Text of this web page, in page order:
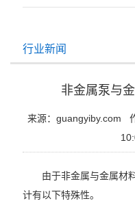
行业新闻
非金属泵与
来源：guangyiby.com
由于非金属与金属材料
计有以下特殊性。